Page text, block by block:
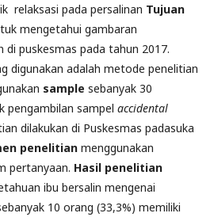
pada persalinan Tujuan
mengetahui gambaran
di puskesmas pada tahun 2017.
digunakan adalah metode penelitian
sample sebanyak 30
pengambilan sampel accidental
dilakukan di Puskesmas padasuka
penelitian menggunakan
pertanyaan. Hasil penelitian
ibu bersalin mengenai
10 orang (33,3%) memiliki